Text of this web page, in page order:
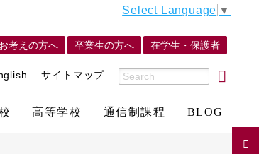
Select Language ▼
考えの方へ 卒業生の方へ 在学生・保護者
サイトマップ
高等学校 通信制課程 BLOG